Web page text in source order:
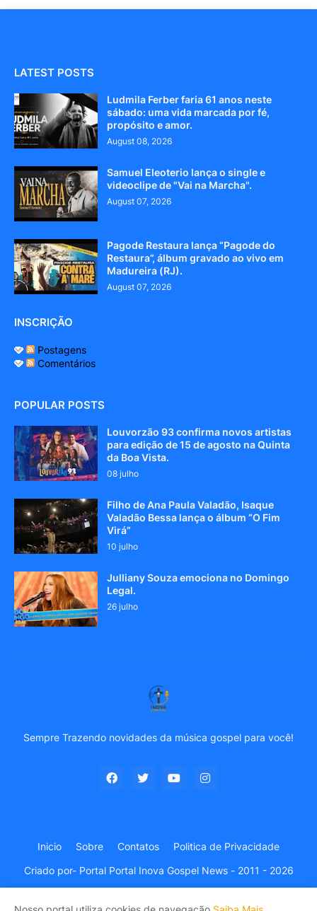
LATEST POSTS
Ludmila Ferber faria 61 anos neste
sábado: uma vida marcada por fé,
propósito e amor.
August 08, 2026
Samuel Eleoterio lança o single e
videoclipe de "Vai na Marcha".
August 07, 2026
Pagode Restaura lança “Pagode do
Restaura”, álbum gravado ao vivo em
Madureira (RJ).
August 07, 2026
INSCRIÇÃO
Postagens
Comentários
POPULAR POSTS
Louvorzão 93 confirma novos artistas
para edição de 15 de agosto na Quinta
da Boa Vista.
08 julho
Filho de Ana Paula Valadão, Isaque
Valadão Bessa lança o álbum “O Fim
Virá”
10 julho
Julliany Souza emociona no Domingo
Legal.
26 julho
Sempre Trazendo novidades da música gospel para você!
Criado por- Portal Portal Inova Gospel News - 2011 - 2026
Inicio Sobre Contatos Politica de Privacidade